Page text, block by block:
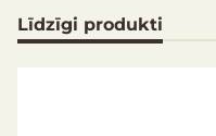
3D Holographic
VMC® Black
Līdzīgi produkti